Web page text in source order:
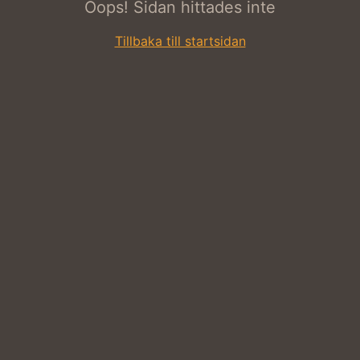
Oops! Sidan hittades inte
Tillbaka till startsidan